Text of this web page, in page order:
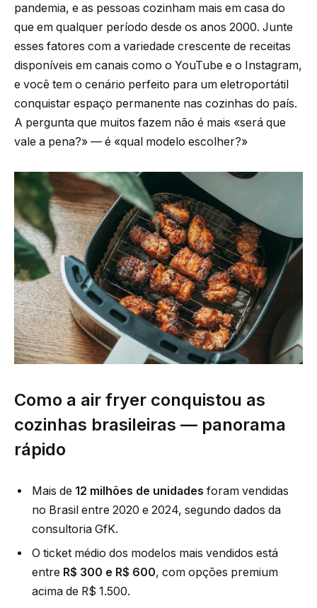
pandemia, e as pessoas cozinham mais em casa do
que em qualquer período desde os anos 2000. Junte
esses fatores com a variedade crescente de receitas
disponíveis em canais como o YouTube e o Instagram,
e você tem o cenário perfeito para um eletroportátil
conquistar espaço permanente nas cozinhas do país.
A pergunta que muitos fazem não é mais «será que
vale a pena?» — é «qual modelo escolher?»
Como a air fryer conquistou as
cozinhas brasileiras — panorama
rápido
Mais de 12 milhões de unidades foram vendidas
no Brasil entre 2020 e 2024, segundo dados da
consultoria GfK.
O ticket médio dos modelos mais vendidos está
entre R$ 300 e R$ 600, com opções premium
acima de R$ 1.500.